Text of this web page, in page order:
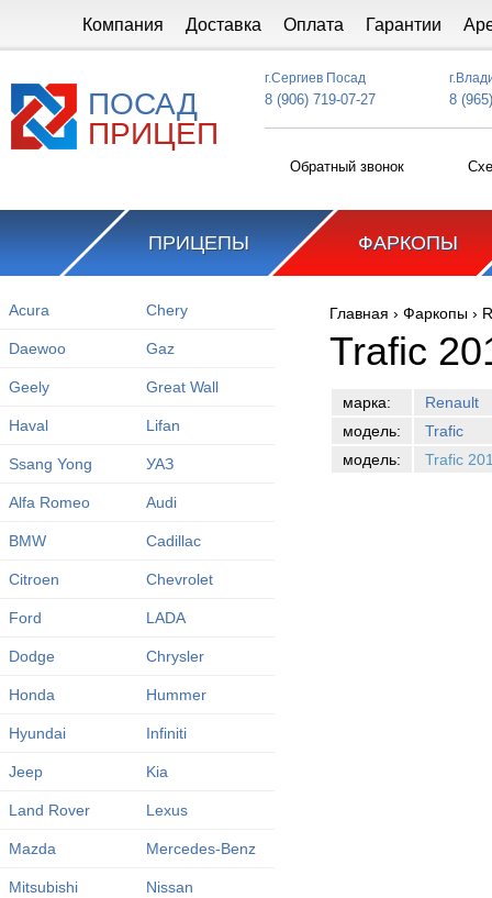
Компания Доставка Оплата Гарантии
ПОСАД
ПРИЦЕП
г.Сергиев Посад
8 (906) 719-07-27 8
Обратный звонок
ПРИЦЕПЫ ФАРКОПЫ
Acura Chery
Daewoo Gaz
Geely Great Wall
Haval Lifan
Ssang Yong УАЗ
Alfa Romeo Audi
BMW Cadillac
Citroen Chevrolet
Ford LADA
Dodge Chrysler
Honda Hummer
Hyundai Infiniti
Jeep Kia
Land Rover Lexus
Mazda Mercedes-Benz
Mitsubishi Nissan
Вы здесь
Главная › Фаркопы ›
Trafic
марка:
Renault
модель:
Trafic
модель:
Trafic